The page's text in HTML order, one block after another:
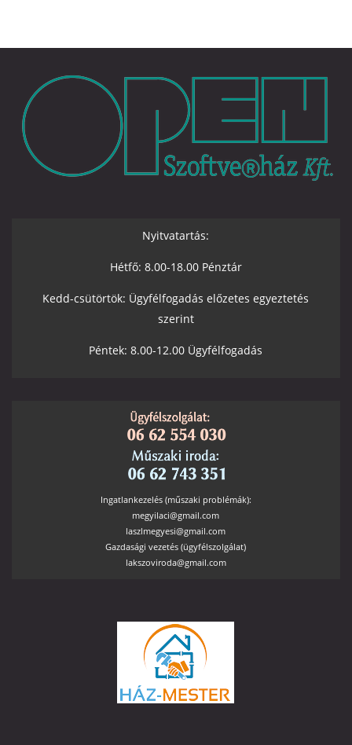
Nyitvatartás:
Hétfő: 8.00-18.00 Pénztár
Kedd-csütörtök: Ügyfélfogadás előzetes egyeztetés
szerint
Péntek: 8.00-12.00 Ügyfélfogadás
Ingatlankezelés (műszaki problémák):
megyilaci@gmail.com
laszlmegyesi@gmail.com
Gazdasági vezetés (ügyfélszolgálat)
lakszoviroda@gmail.com